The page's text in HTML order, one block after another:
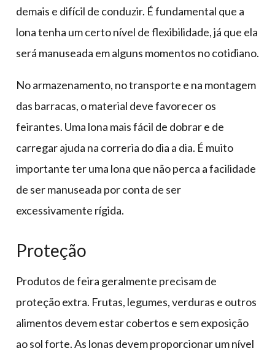
demais e difícil de conduzir. É fundamental que a
lona tenha um certo nível de flexibilidade, já que ela
será manuseada em alguns momentos no cotidiano.
No armazenamento, no transporte e na montagem
das barracas, o material deve favorecer os
feirantes. Uma lona mais fácil de dobrar e de
carregar ajuda na correria do dia a dia. É muito
importante ter uma lona que não perca a facilidade
de ser manuseada por conta de ser
excessivamente rígida.
Proteção
Produtos de feira geralmente precisam de
proteção extra. Frutas, legumes, verduras e outros
alimentos devem estar cobertos e sem exposição
ao sol forte. As lonas devem proporcionar um nível